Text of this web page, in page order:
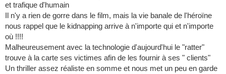
et trafique d'humain
Il n'y a rien de gorre dans le film, mais la vie banale de l'héroïne
nous rappel que le kidnapping arrive à n'importe qui et n'importe
où !!!!
Malheureusement avec la technologie d'aujourd'hui le "ratter"
trouve à la carte ses victimes afin de les fournir à ses " clients"
Un thriller assez réaliste en somme et nous met un peu en garde